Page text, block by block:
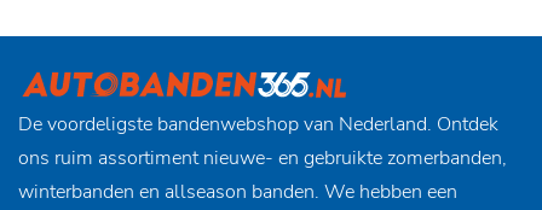
De voordeligste bandenwebshop van Nederland. Ontdek
ons ruim assortiment nieuwe- en gebruikte zomerbanden,
winterbanden en allseason banden. We hebben een